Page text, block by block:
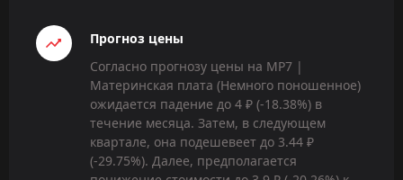
Прогноз цены
Согласно прогнозу цены на MP7 |
Материнская плата (Немного поношенное)
ожидается падение до 4 ₽ (-18.38%) в
течение месяца. Затем, в следующем
квартале, она подешевеет до 3.44 ₽
(-29.75%). Далее, предполагается